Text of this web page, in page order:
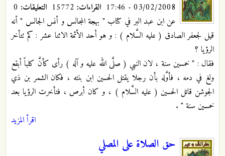
03/02/2008 - 17:46 القراءات: التعليقات:
عن ابن عبد البر في كتاب " بهجة المجالس و أنس الجالس " أنه
قيل لجعفر الصادق ( عليه السَّلام ) : و هو أحد الأئمة الاثنا عشر : كم تتأخر
الرؤيا ؟
فقال : " خمسين سنة ، لان النبي ( صلَّى الله عليه و آله ) رأى كأنَّ كلباً أبقع
ولغ في دمه ، فأوَّله بأن رجلا يقتل الحسين ابن بنته ، فكان الشمر بن ذي
الجوشن قاتل الحسين ( عليه السَّلام ) ، و كان أبرص ، فتأخرت الرؤيا بعد
خمسين سنة " .
اقرأ المزيد
حق الصلاة على المصلي